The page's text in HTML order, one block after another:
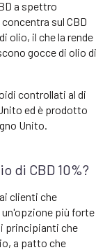
a spettro
sul CBD
olio, il che la rende
gocce di olio di
controllati al di
ed è prodotto
Unito.
di CBD 10%?
clienti che
un'opzione più forte
principianti che
a patto che